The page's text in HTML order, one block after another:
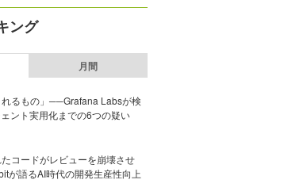
ング
月間
るもの」──Grafana Labsが検
ント実用化までの6つの疑い
コードがレビューを崩壊させ
が語るAI時代の開発生産性向上